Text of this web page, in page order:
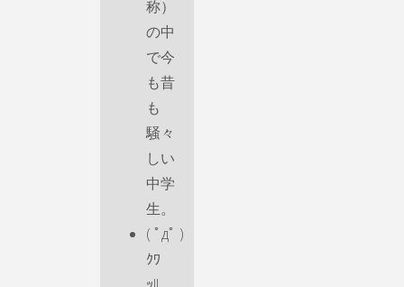
称）
の中
で今
も昔
も
騒々
しい
中学
生。
( ﾟдﾟ )
ｸﾜ